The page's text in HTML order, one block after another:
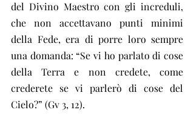
del Divino Maestro con gli increduli,
che non accettavano punti minimi
della Fede, era di porre loro sempre
una domanda: “Se vi ho parlato di cose
della Terra e non credete, come
crederete se vi parlerò di cose del
Cielo?” (Gv 3, 12).